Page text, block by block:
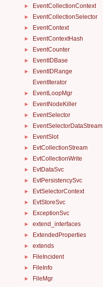
► EventCollectionContext
► EventCollectionSelector
► EventContext
► EventContextHash
► EventCounter
► EventIDBase
►
EventIDRange
EventIterator
► EventLoopMgr
► EventNodeKiller
► EventSelector
► EventSelectorDataStream
► EventSlot
► EvtCollectionStream
► EvtCollectionWrite
► EvtDataSvc
► EvtPersistencySvc
► EvtSelectorContext
► EvtStoreSvc
► ExceptionSvc
► extend_interfaces
► ExtendedProperties
► extends
► FileIncident
► FileInfo
► FileMgr